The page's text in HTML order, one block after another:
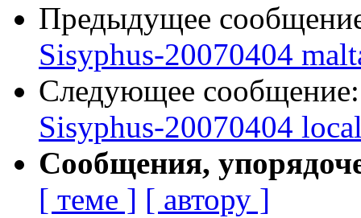
Предыдущее
Sisyphus-20070404
Следующее
Sisyphus-20070404
Сообщения,
[ теме ] [ автору ]